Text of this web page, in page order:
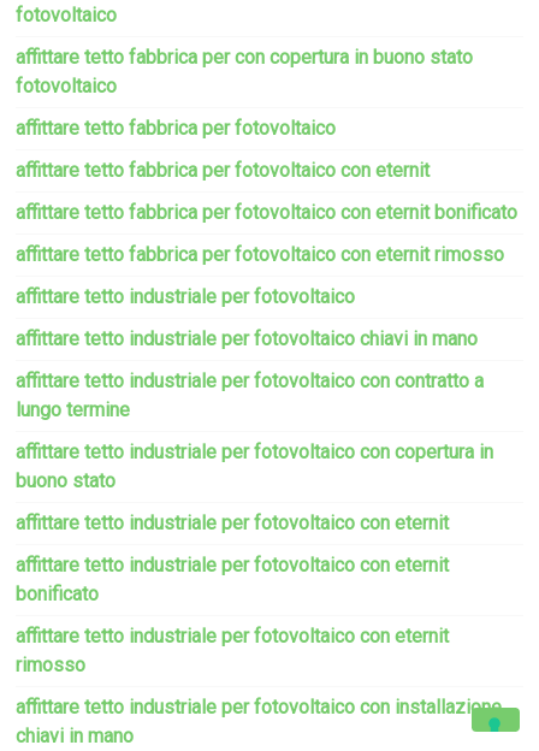
fotovoltaico
affittare tetto fabbrica per con copertura in buono stato
fotovoltaico
affittare tetto fabbrica per fotovoltaico
affittare tetto fabbrica per fotovoltaico con eternit
affittare tetto fabbrica per fotovoltaico con eternit bonificato
affittare tetto fabbrica per fotovoltaico con eternit rimosso
affittare tetto industriale per fotovoltaico
affittare tetto industriale per fotovoltaico chiavi in mano
affittare tetto industriale per fotovoltaico con contratto a
lungo termine
affittare tetto industriale per fotovoltaico con copertura in
buono stato
affittare tetto industriale per fotovoltaico con eternit
affittare tetto industriale per fotovoltaico con eternit
bonificato
affittare tetto industriale per fotovoltaico con eternit
rimosso
affittare tetto industriale per fotovoltaico con installazione
chiavi in mano